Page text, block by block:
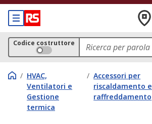
Codice costruttore
/ HVAC,
Ventilatori e
Gestione
termica
/ Accessori per
riscaldamento e
raffreddamento